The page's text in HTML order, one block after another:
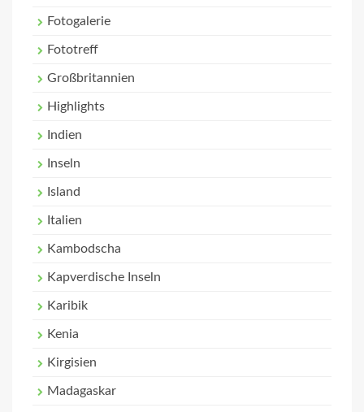
Fotogalerie
Fototreff
Großbritannien
Highlights
Indien
Inseln
Island
Italien
Kambodscha
Kapverdische Inseln
Karibik
Kenia
Kirgisien
Madagaskar